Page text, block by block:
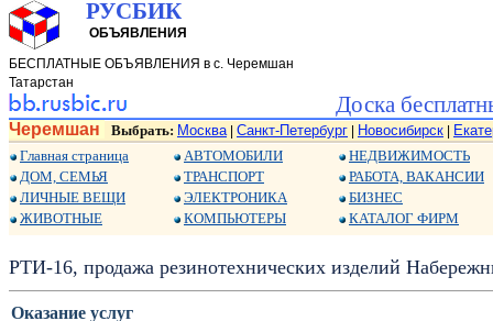
РУСБИК
ОБЪЯВЛЕНИЯ
БЕСПЛАТНЫЕ ОБЪЯВЛЕНИЯ в с. Черемшан
Татарстан
Доска
Черемшан Выбрать: Москва| Санкт-Петербург Новосибирск
Главная страница
ДОМ, СЕМЬЯ
ЛИЧНЫЕ ВЕЩИ
ЖИВОТНЫЕ
АВТОМОБИЛИ
ТРАНСПОРТ
ЭЛЕКТРОНИКА
КОМПЬЮТЕРЫ
НЕДВИЖИМОСТЬ
РАБОТА, ВАКАНСИИ
БИЗНЕС
КАТАЛОГ ФИРМ
РТИ-16, продажа резинотехнических изделий
Оказание услуг